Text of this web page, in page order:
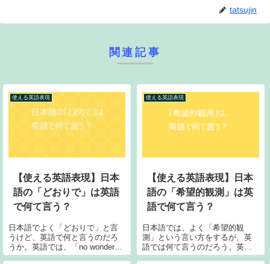
tatsujin
関連記事
使える英語表現
【使える英語表現】日本
語の「どおりで」は英語
で何て言う？
日本語でよく「どおりで」と言
うけど、英語で何と言うのだろ
うか。英語では、「no wonder」
を使う。通常、No wonder. また
使える英語表現
【使える英語表現】日本
語の「希望的観測」は英
語で何て言う？
日本語では、よく「希望的観
測」という言い方をするが、英
語では何て言うのだろう。英語
の口語では、「wishful thinking」